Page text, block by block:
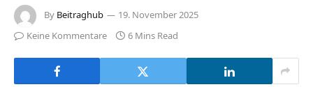
By Beitraghub
19. November 2025
Keine Kommentare
6 Mins Read